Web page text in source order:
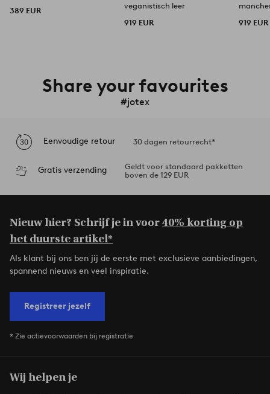
389 EUR
veganistisch leer
919 EUR
919 EUR
Share your favourites
#jotex
Eenvoudige retour 30 dagen retourrecht*
Gratis verzending
Geldt voor standaard pakketten
boven de 129 EUR
Nieuw hier? Schrijf je in voor40% korting op
het duurste artikel*
Als klant bij ons ben jij de eerste met exclusieve aanbiedingen,
spannend nieuws en veel inspiratie.
Registreer jezelf
* Zie actievoorwaarden bij registratie
Wij helpen je